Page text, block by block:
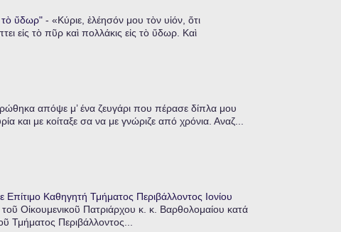
τὸ ὕδωρ" - «Κύριε, ἐλέησόν μου τὸν υἱόν, ὅτι
εἰς τὸ πῦρ καὶ πολλάκις εἰς τὸ ὕδωρ. Καὶ
απόψε μ’ ένα ζευγάρι που πέρασε δίπλα μου
και με κοίταξε σα να με γνώριζε από χρόνια. Αναζ...
Καθηγητή Τμήματος Περιβάλλοντος Ιονίου
Οἰκουμενικοῦ Πατριάρχου κ. κ. Βαρθολομαίου κατά
Τμήματος Περιβάλλοντος...